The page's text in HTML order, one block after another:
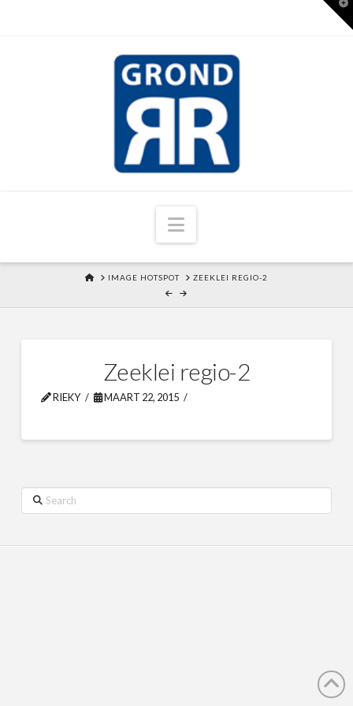
Navigation
HOMEIMAGE HOTSPOT ZEEKLEI REGIO-2
Zeeklei regio-2
RIEKY MAART 22, 2015
Search